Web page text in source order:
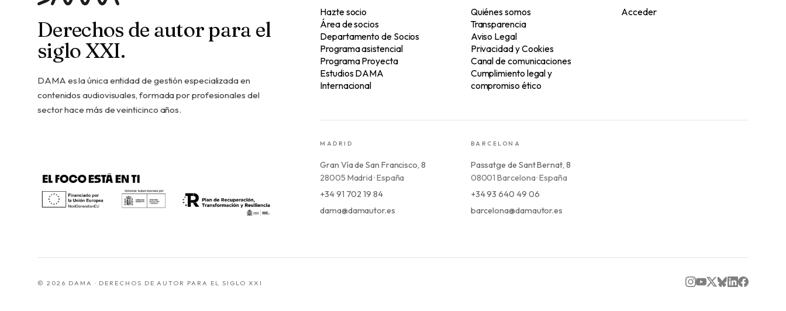
Derechos de autor para el
siglo XXI.
DAMA es la única entidad de gestión especializada en
contenidos audiovisuales, formada por profesionales del
sector hace más de veinticinco años.
Hazte socio
Área de socios
Departamento de Socios
Programa asistencial
Programa Proyecta
Estudios DAMA
Internacional
Quiénes somos
Transparencia
Aviso Legal
Privacidad y Cookies
Canal de comunicaciones
Cumplimiento legal y
compromiso ético
Acceder
MADRID
Gran Vía de San Francisco, 8
28005 Madrid · España
+34 91 702 19 84
dama@damautor.es
BARCELONA
Passatge de Sant Bernat, 8
08001 Barcelona · España
+34 93 640 49 06
barcelona@damautor.es
© 2026 DAMA · DERECHOS DE AUTOR PARA EL SIGLO XXI